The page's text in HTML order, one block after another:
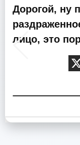
Дорогой, ну
лицо, это